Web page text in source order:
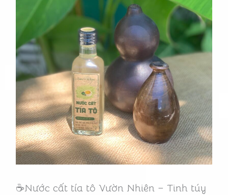
☕Nước cất tía tô Vườn Nhiên – Tinh túy
Quà
Tinh
Túy
Từ
Thiên
Nhiên
Cho
Làn
Da